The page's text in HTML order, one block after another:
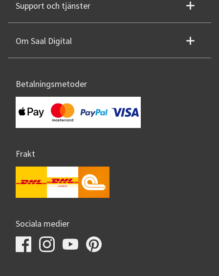
Support och tjänster
Om Saal Digital
Betalningsmetoder
Frakt
Sociala medier